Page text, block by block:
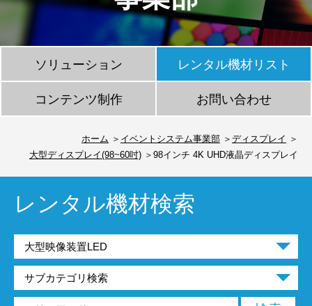
ソリューション レンタル機材リスト
コンテンツ制作 お問い合わせ
ホーム イベントシステム事業部
ディスプレイ
大型ディスプレイ(98~60吋)
98インチ 4K UHD液晶ディスプレイ
レンタル機材検索